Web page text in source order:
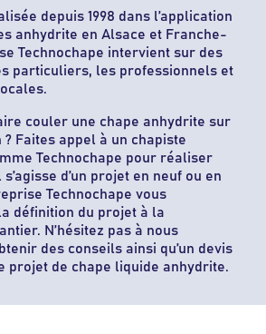
depuis 1998 dans l’application
anhydrite en Alsace et Franche-
Technochape intervient sur des
particuliers, les professionnels et
couler une chape anhydrite sur
Faites appel à un chapiste
Technochape pour réaliser
d’un projet en neuf ou en
Technochape vous
définition du projet à la
N’hésitez pas à nous
des conseils ainsi qu’un devis
projet de chape liquide anhydrite.